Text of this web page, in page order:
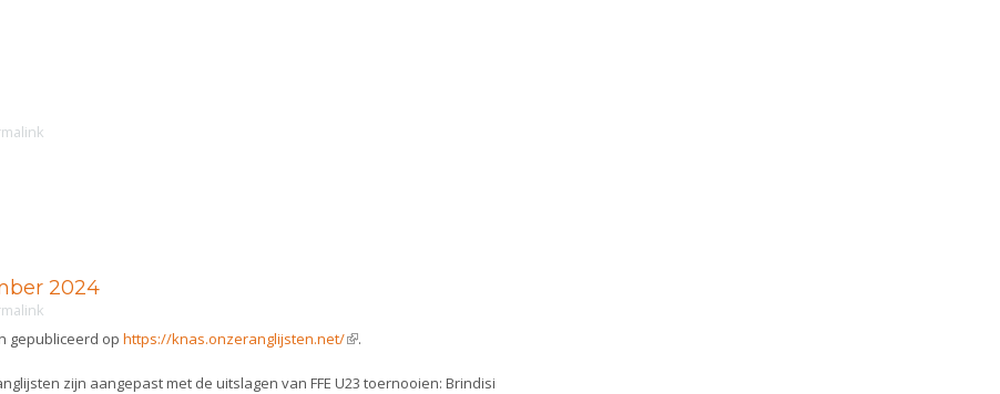
2024
gepubliceerd op https://knas.onzeranglijsten.net/(link is external)
.
zijn aangepast met de uitslagen van FFE U23 toernooien: Brindisi